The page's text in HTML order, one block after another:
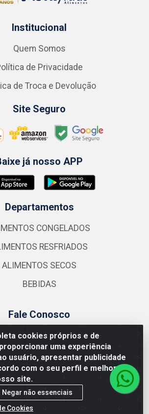
cookies próprios e de
uma experiência
usuário, apresentar publicidade
com o seu perfil e melhorar a
site.
Negar não essenciais
Cookies
Institucional
Quem Somos
de Privacidade
de Troca e Devolução
Site Seguro
já nosso APP
Departamentos
CONGELADOS
RESFRIADOS
ALIMENTOS SECOS
BEBIDAS
Fale Conosco
(21) 2584-3524
Instagram
de Pagamento